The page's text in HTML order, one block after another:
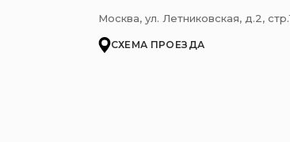
Москва, ул. Летниковская, д.2,
СХЕМА ПРОЕЗДА